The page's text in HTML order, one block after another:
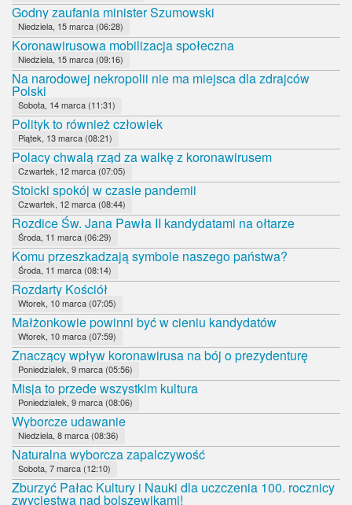
Godny zaufania minister Szumowski
Niedziela, 15 marca (06:28)
Koronawirusowa mobilizacja społeczna
Niedziela, 15 marca (09:16)
Na narodowej nekropolii nie ma miejsca dla zdrajców
Polski
Sobota, 14 marca (11:31)
Polityk to również człowiek
Piątek, 13 marca (08:21)
Polacy chwalą rząd za walkę z koronawirusem
Czwartek, 12 marca (07:05)
Stoicki spokój w czasie pandemii
Czwartek, 12 marca (08:44)
Rozdice Św. Jana Pawła II kandydatami na ołtarze
Środa, 11 marca (06:29)
Komu przeszkadzają symbole naszego państwa?
Środa, 11 marca (08:14)
Rozdarty Kościół
Wtorek, 10 marca (07:05)
Małżonkowie powinni być w cieniu kandydatów
Wtorek, 10 marca (07:59)
Znaczący wpływ koronawirusa na bój o prezydenturę
Poniedziałek, 9 marca (05:56)
Misja to przede wszystkim kultura
Poniedziałek, 9 marca (08:06)
Wyborcze udawanie
Niedziela, 8 marca (08:36)
Naturalna wyborcza zapalczywość
Sobota, 7 marca (12:10)
Zburzyć Pałac Kultury i Nauki dla uczczenia 100. rocznicy
zwycięstwa nad bolszewikami!